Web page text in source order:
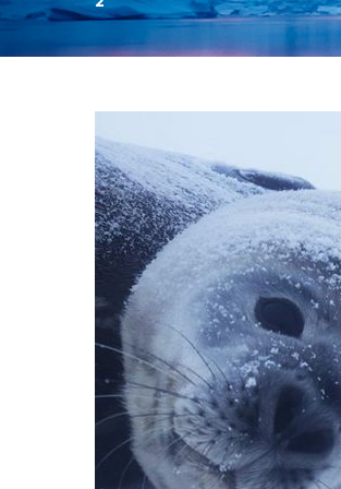
День:
02.11.2020